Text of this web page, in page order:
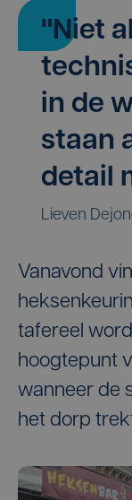
"Niet
in de
staan
detail
Lieven
Vanavond
tafereel
hoogtepunt
wanneer de
het dorp